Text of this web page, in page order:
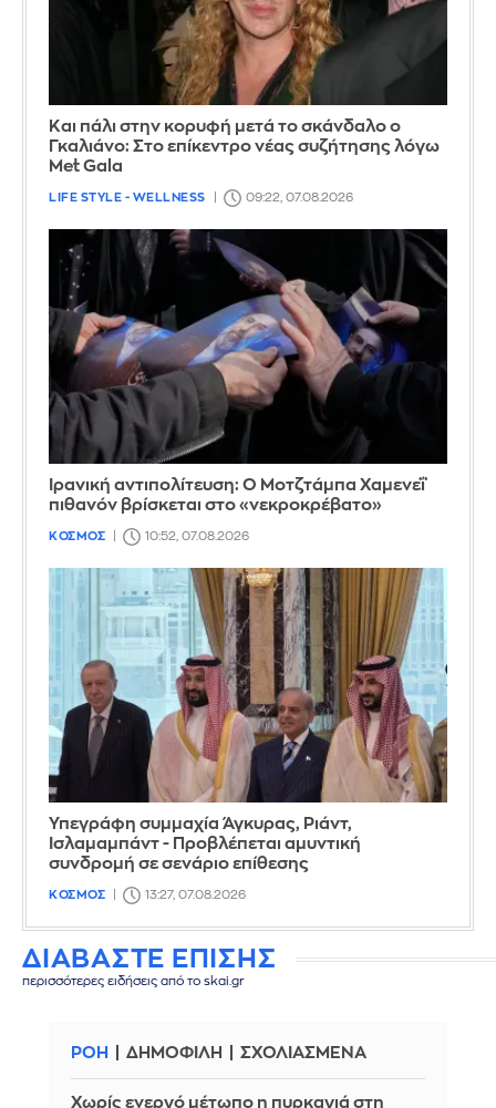
Και πάλι στην κορυφή μετά το σκάνδαλο ο
Γκαλιάνο: Στο επίκεντρο νέας συζήτησης λόγω
Met Gala
LIFE STYLE - WELLNESS 09:22, 07.08.2026
Ιρανική αντιπολίτευση: Ο Μοτζτάμπα Χαμενεΐ
πιθανόν βρίσκεται στο «νεκροκρέβατο»
ΚΟΣΜΟΣ 10:52, 07.08.2026
Υπεγράφη συμμαχία Άγκυρας, Ριάντ,
Ισλαμαμπάντ - Προβλέπεται αμυντική
συνδρομή σε σενάριο επίθεσης
ΚΟΣΜΟΣ 13:27, 07.08.2026
ΔΙΑΒΑΣΤΕ ΕΠΙΣΗΣ
περισσότερες ειδήσεις από το skai.gr
ΡΟΗ ΔΗΜΟΦΙΛΗ ΣΧΟΛΙΑΣΜΕΝΑ
Χωρίς ενεργό μέτωπο η πυρκαγιά στη